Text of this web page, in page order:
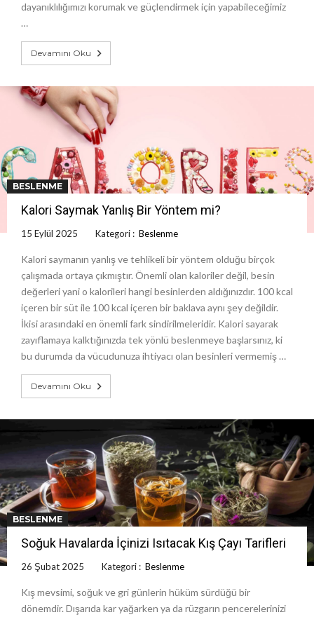
dayanıklılığımızı korumak ve güçlendirmek için yapabileceğimiz
…
Devamını Oku
BESLENME
Kalori Saymak Yanlış Bir Yöntem mi?
15 Eylül 2025 Kategori : Beslenme
Kalori saymanın yanlış ve tehlikeli bir yöntem olduğu birçok
çalışmada ortaya çıkmıştır. Önemli olan kaloriler değil, besin
değerleri yani o kalorileri hangi besinlerden aldığınızdır. 100 kcal
içeren bir süt ile 100 kcal içeren bir baklava aynı şey değildir.
İkisi arasındaki en önemli fark sindirilmeleridir. Kalori sayarak
zayıflamaya kalktığınızda tek yönlü beslenmeye başlarsınız, ki
bu durumda da vücudunuza ihtiyacı olan besinleri vermemiş …
Devamını Oku
BESLENME
Soğuk Havalarda İçinizi Isıtacak Kış Çayı Tarifleri
26 Şubat 2025 Kategori : Beslenme
Kış mevsimi, soğuk ve gri günlerin hüküm sürdüğü bir
dönemdir. Dışarıda kar yağarken ya da rüzgarın pencerelerinizi